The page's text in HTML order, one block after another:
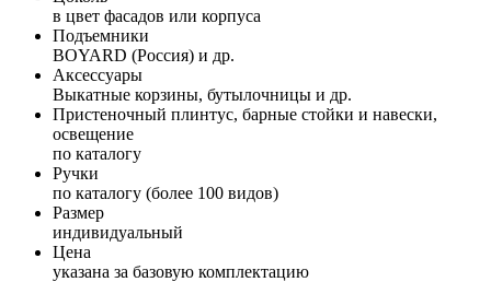
в цвет фасадов или корпуса
Подъемники
BOYARD (Россия) и др.
Аксессуары
Выкатные корзины, бутылочницы и др.
Пристеночный плинтус, барные стойки и навески,
освещение
по каталогу
Ручки
по каталогу (более 100 видов)
Размер
индивидуальный
Цена
указана за базовую комплектацию